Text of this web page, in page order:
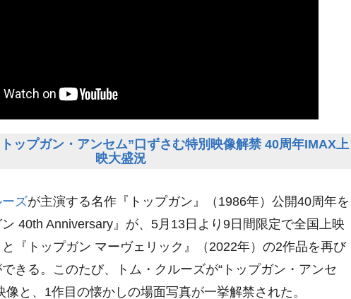
トップガン・アンセム”口ずさむ特別映像解禁 40周年IMAX上
映大盛況
ーズが主演する名作『トップガン』（1986年）公開40周年を
40th Anniversary』が、5月13日より9日間限定で全国上映
『トップガン マーヴェリック』（2022年）の2作品を再び
きる。このたび、トム・クルーズが“トップガン・アンセ
像と、1作目の懐かしの場面写真が一挙解禁された。